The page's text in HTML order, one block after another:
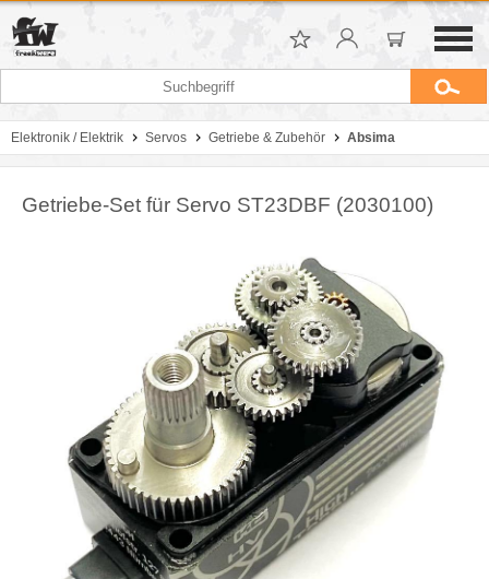
Elektronik / Elektrik Servos Getriebe & Zubehör Absima
Getriebe-Set für Servo ST23DBF (2030100)